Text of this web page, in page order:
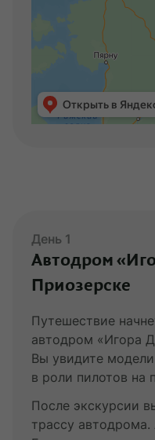
День 1
Автодром
Приозерске
Путешествие
автодром «Игора
Вы увидите
в роли пилотов на
После экскурсии
трассу